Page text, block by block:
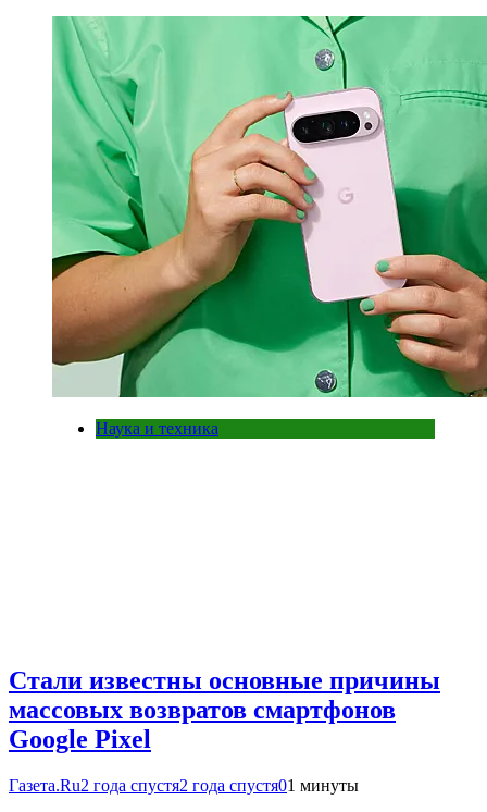
Наука и техника
Стали известны основные причины
массовых возвратов смартфонов
Google Pixel
Газета.Ru2 года спустя2 года спустя01 минуты